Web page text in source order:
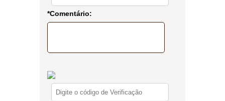
*Comentário: